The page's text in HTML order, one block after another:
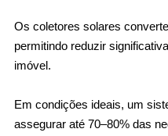
Os coletores solares
permitindo reduzir
imóvel.
Em condições ideais, um
assegurar até 70–80% das